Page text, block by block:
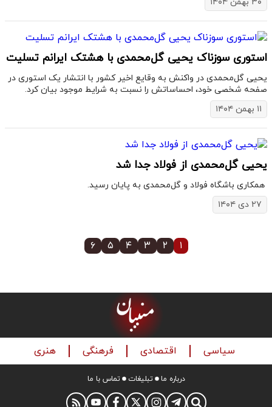
استوری سوزناک یحیی گل‌محمدی با هشتک ایرانم تسلیت
یحیی گل‌محمدی در واکنش به وقایع اخیر کشور با انتشار یک استوری در
صفحه شخصی خود، احساساتش را نسبت به شرایط موجود بیان کرد.
۱۱ بهمن ۱۴۰۴
یحیی گل‌محمدی از فولاد جدا شد
​ همکاری باشگاه فولاد و گل‌محمدی به پایان رسید.
۲۷ دی ۱۴۰۴
۱ ۲ ۳ ۴ ۵ ۶
سیاسی اقتصادی فرهنگی هنری
درباره ما تبلیغات تماس با ما